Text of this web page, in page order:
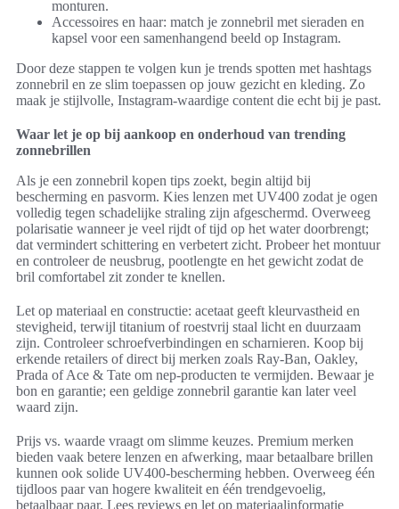
monturen.
Accessoires en haar: match je zonnebril met sieraden en
kapsel voor een samenhangend beeld op Instagram.
Door deze stappen te volgen kun je trends spotten met hashtags
zonnebril en ze slim toepassen op jouw gezicht en kleding. Zo
maak je stijlvolle, Instagram-waardige content die echt bij je past.
Waar let je op bij aankoop en onderhoud van trending
zonnebrillen
Als je een zonnebril kopen tips zoekt, begin altijd bij
bescherming en pasvorm. Kies lenzen met UV400 zodat je ogen
volledig tegen schadelijke straling zijn afgeschermd. Overweeg
polarisatie wanneer je veel rijdt of tijd op het water doorbrengt;
dat vermindert schittering en verbetert zicht. Probeer het montuur
en controleer de neusbrug, pootlengte en het gewicht zodat de
bril comfortabel zit zonder te knellen.
Let op materiaal en constructie: acetaat geeft kleurvastheid en
stevigheid, terwijl titanium of roestvrij staal licht en duurzaam
zijn. Controleer schroefverbindingen en scharnieren. Koop bij
erkende retailers of direct bij merken zoals Ray-Ban, Oakley,
Prada of Ace & Tate om nep-producten te vermijden. Bewaar je
bon en garantie; een geldige zonnebril garantie kan later veel
waard zijn.
Prijs vs. waarde vraagt om slimme keuzes. Premium merken
bieden vaak betere lenzen en afwerking, maar betaalbare brillen
kunnen ook solide UV400-bescherming hebben. Overweeg één
tijdloos paar van hogere kwaliteit en één trendgevoelig,
betaalbaar paar. Lees reviews en let op materiaalinformatie